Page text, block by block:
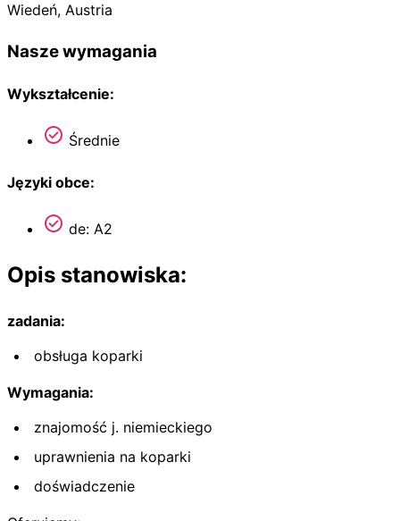
Wiedeń, Austria
Nasze wymagania
Wykształcenie:
Średnie
Języki obce:
de: A2
Opis stanowiska:
zadania:
obsługa koparki
Wymagania:
znajomość j. niemieckiego
uprawnienia na koparki
doświadczenie